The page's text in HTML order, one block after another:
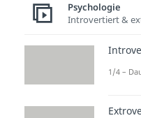
dich
wirst
von
Psychologie
Introvertiert &
1/4 –